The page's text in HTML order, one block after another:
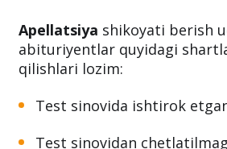
abituriyentlarga apellatsiya
etiladi.
abituriyentlar quyidagi